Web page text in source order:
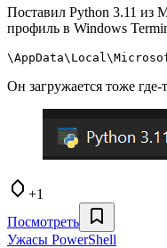
Поставил Python 3.11 из
профиль в Windows
Он загружается тоже
+1
Посмотреть
Ужасы PowerShell